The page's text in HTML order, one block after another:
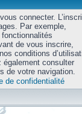
connecter.
Par exemple,
fonctionnalités
de vous inscrire,
conditions
également consulter
de votre navigation.
de confidentialité